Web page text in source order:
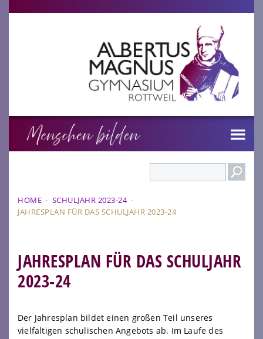
HOME · SCHULJAHR 2023-24·
JAHRESPLAN FÜR DAS SCHULJAHR 2023-24
JAHRESPLAN FÜR DAS SCHULJAHR
2023-24
Der Jahresplan bildet einen großen Teil unseres
vielfältigen schulischen Angebots ab. Im Laufe des